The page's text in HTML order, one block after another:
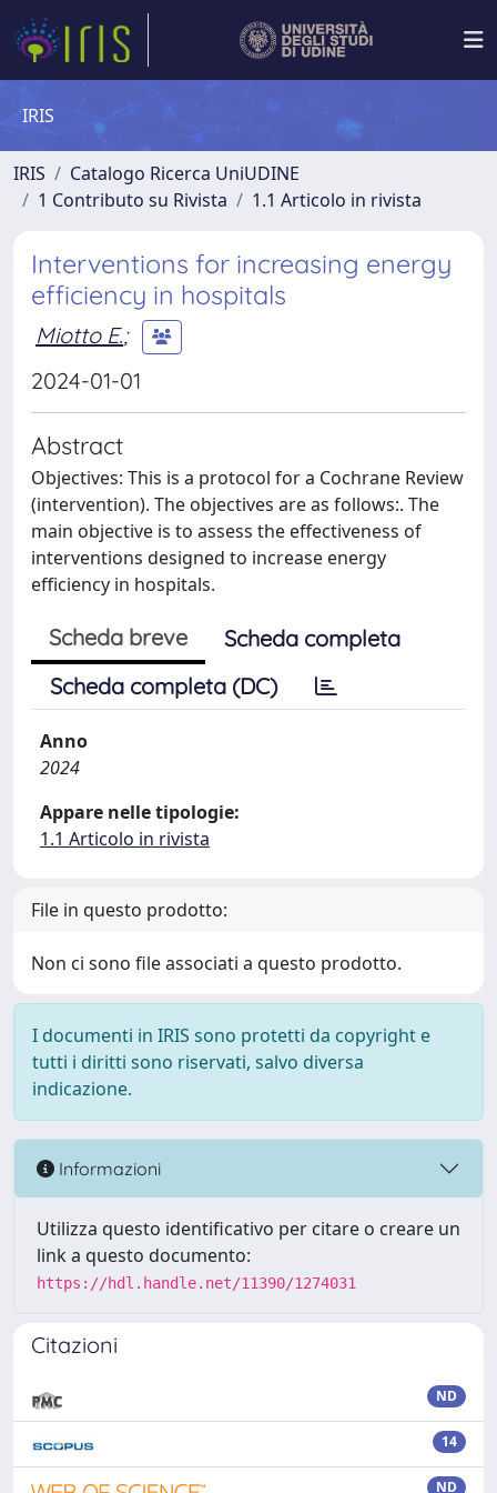
IRIS
IRIS
Catalogo Ricerca UniUDINE
1 Contributo su Rivista
1.1 Articolo in rivista
Interventions for increasing energy
efficiency in hospitals
Miotto E.;
2024-01-01
Abstract
Objectives: This is a protocol for a Cochrane Review
(intervention). The objectives are as follows:. The
main objective is to assess the effectiveness of
interventions designed to increase energy
efficiency in hospitals.
Scheda breve
Scheda completa
Scheda completa (DC)
Anno
2024
Appare nelle tipologie:
1.1 Articolo in rivista
File in questo prodotto:
Non ci sono file associati a questo prodotto.
I documenti in IRIS sono protetti da copyright e
tutti i diritti sono riservati, salvo diversa
indicazione.
Informazioni
Utilizza questo identificativo per citare o creare un
link a questo documento:
https://hdl.handle.net/11390/1274031
Citazioni
ND
14
ND